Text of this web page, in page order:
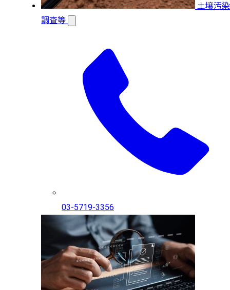
土壌汚染
調査等
03-5719-3356